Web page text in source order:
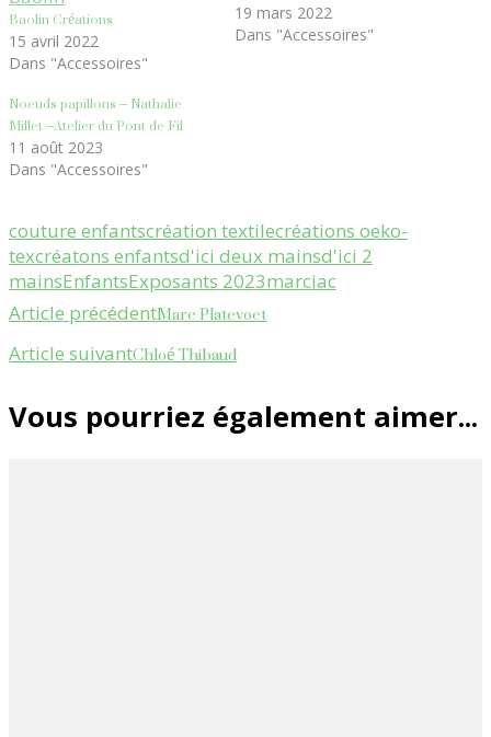
Baolin Créations
15 avril 2022
Dans "Accessoires"
19 mars 2022
Dans "Accessoires"
Noeuds papillons – Nathalie
Millet –Atelier du Pont de Fil
11 août 2023
Dans "Accessoires"
couture enfantscréation textilecréations oeko-
texcréatons enfantsd'ici deux mainsd'ici 2
mainsEnfantsExposants 2023marciac
Navigation
d'article
Article précédentMarc Platevoet
Article suivantChloé Thibaud
Vous pourriez également aimer...